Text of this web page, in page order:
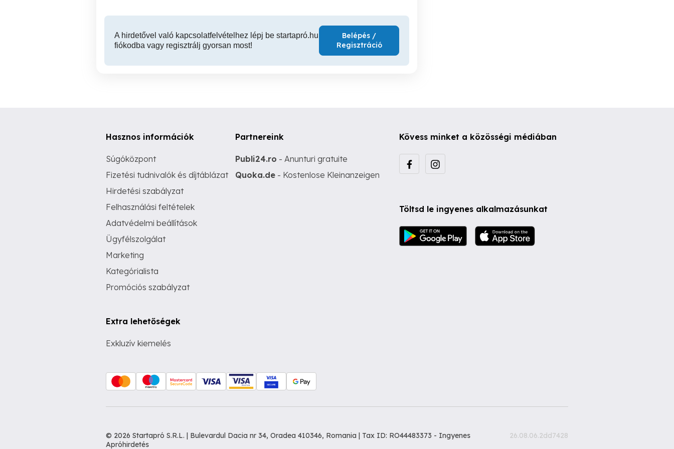
A hirdetővel való kapcsolatfelvételhez lépj be startapró.hu
fiókodba vagy regisztrálj gyorsan most!
Belépés /
Regisztráció
Hasznos információk
Súgóközpont
Fizetési tudnivalók és díjtáblázat
Hirdetési szabályzat
Felhasználási feltételek
Adatvédelmi beállítások
Ügyfélszolgálat
Marketing
Kategórialista
Promóciós szabályzat
Extra lehetőségek
Exkluzív kiemelés
Partnereink
Publi24.ro - Anunturi gratuite
Quoka.de - Kostenlose Kleinanzeigen
Kövess minket a közösségi médiában
Töltsd le ingyenes alkalmazásunkat
© 2026 Startapró S.R.L. | Bulevardul Dacia nr 34, Oradea 410346, Romania | Tax ID: RO44483373 - Ingyenes
Apróhirdetés
26.08.06.2dd7428